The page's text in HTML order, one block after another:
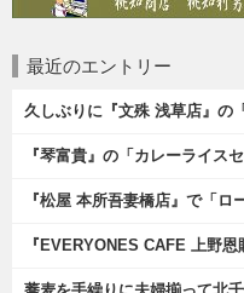
最近のエントリー
久しぶりに『文殊 浅草店』の
『琴富貴』の「カレーライス
『松屋 本所吾妻橋店』で「
『EVERYONES CAFE 上野